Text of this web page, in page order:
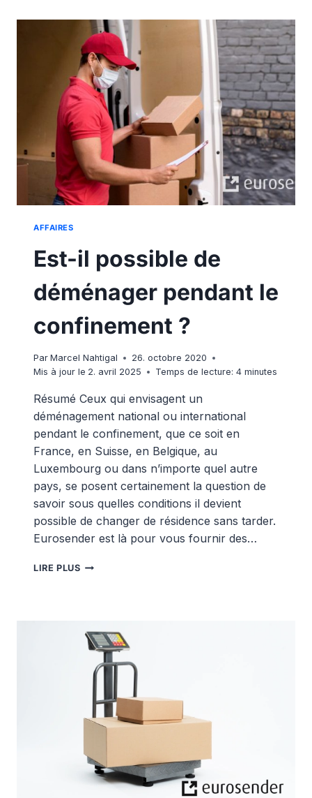
|
EXPÉDITION
INTERNATIONALE
AFFAIRES
Est-il possible de
déménager pendant le
confinement ?
Par Marcel Nahtigal
26. octobre 2020
Mis à jour le 2. avril 2025 Temps de lecture: 4minutes
Résumé Ceux qui envisagent un
déménagement national ou international
pendant le confinement, que ce soit en
France, en Suisse, en Belgique, au
Luxembourg ou dans n’importe quel autre
pays, se posent certainement la question de
savoir sous quelles conditions il devient
possible de changer de résidence sans tarder.
Eurosender est là pour vous fournir des…
LIRE PLUSEST-
PENDANT
LE
CONFINEMENT